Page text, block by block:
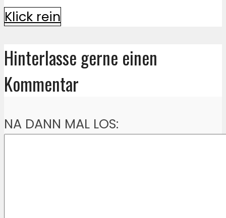
Klick rein
Hinterlasse gerne einen
Kommentar
NA DANN MAL LOS: